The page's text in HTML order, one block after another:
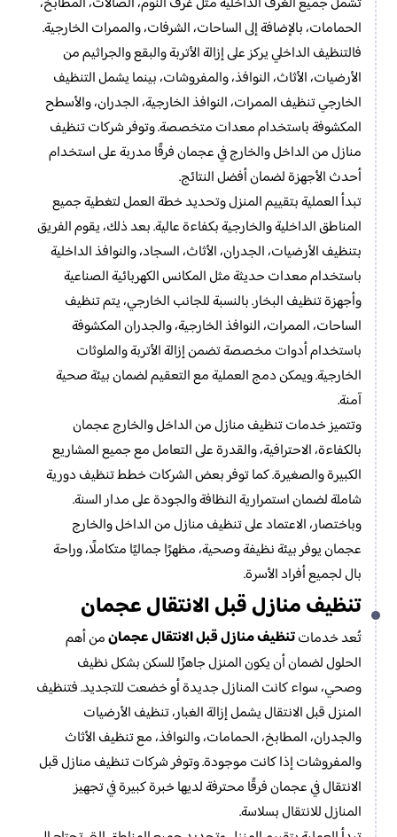
الحمامات، بالإضافة إلى الساحات، الشرفات، والممرات الخارجية.
فالتنظيف الداخلي يركز على إزالة الأتربة والبقع والجراثيم من
الأرضيات، الأثاث، النوافذ، والمفروشات، بينما يشمل التنظيف
الخارجي تنظيف الممرات، النوافذ الخارجية، الجدران، والأسطح
المكشوفة باستخدام معدات متخصصة. وتوفر شركات تنظيف
منازل من الداخل والخارج في عجمان فرقًا مدربة على استخدام
أحدث الأجهزة لضمان أفضل النتائج.
تبدأ العملية بتقييم المنزل وتحديد خطة العمل لتغطية جميع
المناطق الداخلية والخارجية بكفاءة عالية. بعد ذلك، يقوم الفريق
بتنظيف الأرضيات، الجدران، الأثاث، السجاد، والنوافذ الداخلية
باستخدام معدات حديثة مثل المكانس الكهربائية الصناعية
وأجهزة تنظيف البخار. بالنسبة للجانب الخارجي، يتم تنظيف
الساحات، الممرات، النوافذ الخارجية، والجدران المكشوفة
باستخدام أدوات مخصصة تضمن إزالة الأتربة والملوثات
الخارجية. ويمكن دمج العملية مع التعقيم لضمان بيئة صحية
آمنة.
وتتميز خدمات تنظيف منازل من الداخل والخارج عجمان
بالكفاءة، الاحترافية، والقدرة على التعامل مع جميع المشاريع
الكبيرة والصغيرة. كما توفر بعض الشركات خطط تنظيف دورية
شاملة لضمان استمرارية النظافة والجودة على مدار السنة.
وباختصار، الاعتماد على تنظيف منازل من الداخل والخارج
عجمان يوفر بيئة نظيفة وصحية، مظهرًا جماليًا متكاملًا، وراحة
بال لجميع أفراد الأسرة.
تنظيف منازل قبل الانتقال عجمان
تُعد خدماتتنظيف منازل قبل الانتقال عجمانمن أهم
الحلول لضمان أن يكون المنزل جاهزًا للسكن بشكل نظيف
وصحي، سواء كانت المنازل جديدة أو خضعت للتجديد. فتنظيف
المنزل قبل الانتقال يشمل إزالة الغبار، تنظيف الأرضيات
والجدران، المطابخ، الحمامات، والنوافذ، مع تنظيف الأثاث
والمفروشات إذا كانت موجودة. وتوفر شركات تنظيف منازل قبل
الانتقال في عجمان فرقًا محترفة لديها خبرة كبيرة في تجهيز
المنازل للانتقال بسلاسة.